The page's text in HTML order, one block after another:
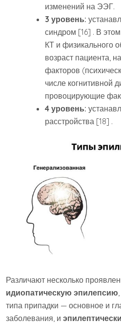
изменений на ЭЭГ.
3 уровень:
синдром [16] . В
КТ и физикального
возраст пациента,
факторов
числе когнитивной
провоцирующие
4 уровень:
расстройства [18] .
Различают несколько
идиопатическую эпилепсию
типа припадки — основное и
заболевания, и